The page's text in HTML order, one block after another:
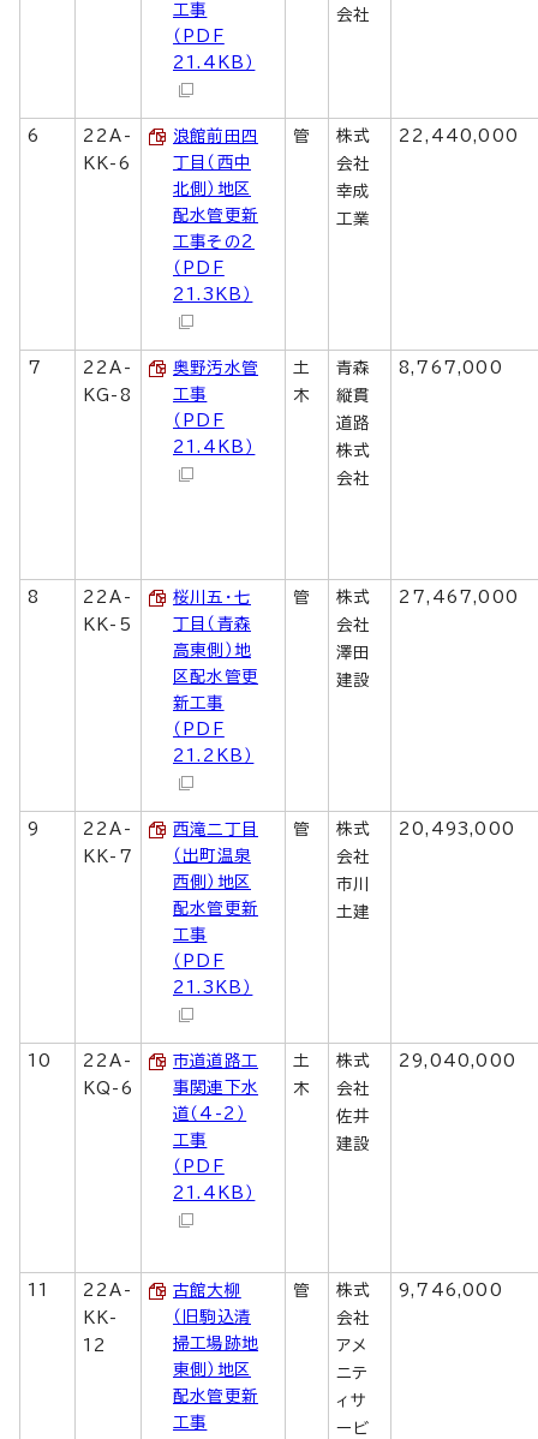
工事
（PDF
21.4KB）
会社
6
22A-
KK-6
浪館前田四
丁目（西中
北側）地区
配水管更新
工事その2
（PDF
21.3KB）
管
株式
会社
幸成
工業
22,440,000
7
22A-
KG-8
奥野汚水管
工事
（PDF
21.4KB）
土
木
青森
縦貫
道路
株式
会社
8,767,000
8
22A-
KK-5
桜川五・七
丁目（青森
高東側）地
区配水管更
新工事
（PDF
21.2KB）
管
株式
会社
澤田
建設
27,467,000
9
22A-
KK-7
西滝二丁目
（出町温泉
西側）地区
配水管更新
工事
（PDF
21.3KB）
管
株式
会社
市川
土建
20,493,000
10
22A-
KQ-6
市道道路工
事関連下水
道（4-2）
工事
（PDF
21.4KB）
土
木
株式
会社
佐井
建設
29,040,000
11
22A-
KK-
12
古館大柳
（旧駒込清
掃工場跡地
東側）地区
配水管更新
工事
管
株式
会社
アメ
ニテ
ィサ
ービ
9,746,000